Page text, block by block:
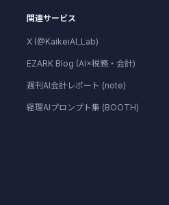
関連サービス
X (@KaikeiAI_Lab)
EZARK Blog (AI×税務・会計)
週刊AI会計レポート (note)
経理AIプロンプト集 (BOOTH)